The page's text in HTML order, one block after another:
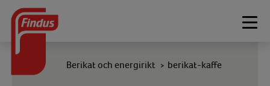
Berikat och energirikt > berikat-kaffe